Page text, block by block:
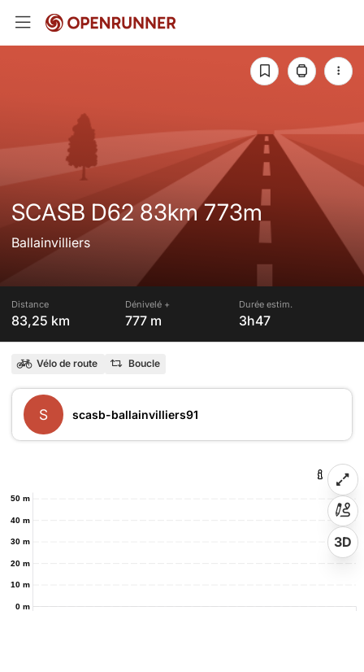
SCASB D62 83km 773m
Ballainvilliers
Distance
83,25 km
Dénivelé +
777 m
Durée estim.
3h47
Vélo de route Boucle
S scasb-ballainvilliers91
0 m
10 m
20 m
30 m
40 m
50 m
3D